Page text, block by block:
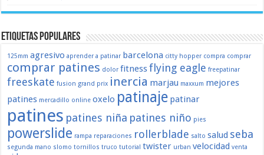
Etiquetas populares
125mm agresivo aprender a patinar barcelona citty hopper compra comprar
comprar patines dolor fitnessflying eagle freepatinar
freeskate fusion grand prix inercia marjau maxxum mejores
patines mercadillo online oxelo patinaje patinar
patines patines niña patines niño pies
powerslide rampa reparaciones rollerblade salto salud seba
segunda mano slomo tornillos truco tutorial twister urban velocidad venta